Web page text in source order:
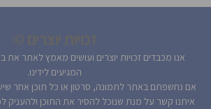
אנו מכבדים זכויות יוצרים ועושים מאמץ לאתר את
המגיעים לידינו.
אם נחשפתם באתר לתמונה, סרטון או כל תוכן אחר שיש
איתנו קשר על מנת שנוכל להסיר את התוכן ולהעניק